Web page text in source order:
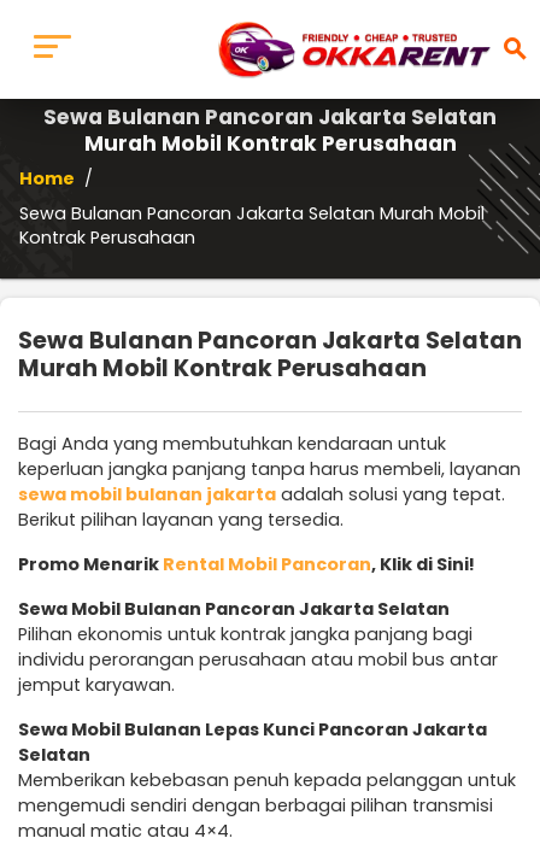
search
Sewa Bulanan Pancoran Jakarta Selatan
Murah Mobil Kontrak Perusahaan
Home /
Sewa Bulanan Pancoran Jakarta Selatan Murah Mobil
Kontrak Perusahaan
Sewa Bulanan Pancoran Jakarta Selatan
Murah Mobil Kontrak Perusahaan
Bagi Anda yang membutuhkan kendaraan untuk
keperluan jangka panjang tanpa harus membeli, layanan
sewa mobil bulanan jakarta adalah solusi yang tepat.
Berikut pilihan layanan yang tersedia.
Promo Menarik Rental Mobil Pancoran, Klik di Sini!
Sewa Mobil Bulanan Pancoran Jakarta Selatan
Pilihan ekonomis untuk kontrak jangka panjang bagi
individu perorangan perusahaan atau mobil bus antar
jemput karyawan.
Sewa Mobil Bulanan Lepas Kunci Pancoran Jakarta
Selatan
Memberikan kebebasan penuh kepada pelanggan untuk
mengemudi sendiri dengan berbagai pilihan transmisi
manual matic atau 4×4.